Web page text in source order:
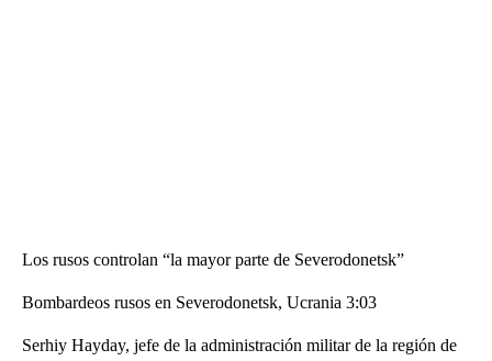
Los rusos controlan “la mayor parte de Severodonetsk”
Bombardeos rusos en Severodonetsk, Ucrania 3:03
Serhiy Hayday, jefe de la administración militar de la región de